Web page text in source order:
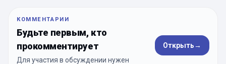
КОММЕНТАРИИ
Будьте первым, кто
прокомментирует
Для участия в обсуждении нужен
Открыть→